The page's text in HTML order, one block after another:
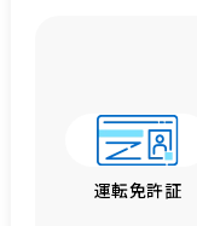
運転免許証